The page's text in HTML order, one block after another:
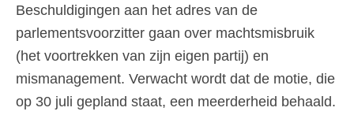
Beschuldigingen aan het adres van de
parlementsvoorzitter gaan over machtsmisbruik
(het voortrekken van zijn eigen partij) en
mismanagement. Verwacht wordt dat de motie, die
op 30 juli gepland staat, een meerderheid behaald.